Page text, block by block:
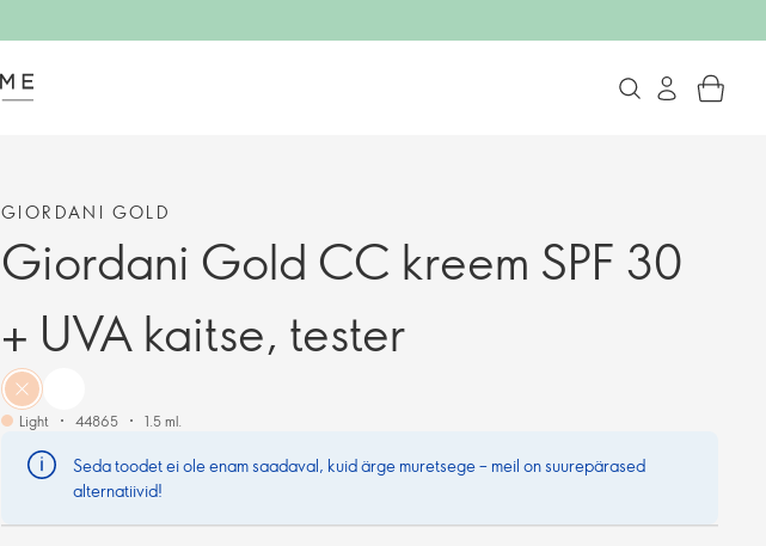
GIORDANI GOLD
Giordani Gold CC kreem SPF 30
+ UVA kaitse, tester
Light 44865 1.5 ml.
Seda toodet ei ole enam saadaval, kuid ärge muretsege – meil on suurepärased
alternatiivid!